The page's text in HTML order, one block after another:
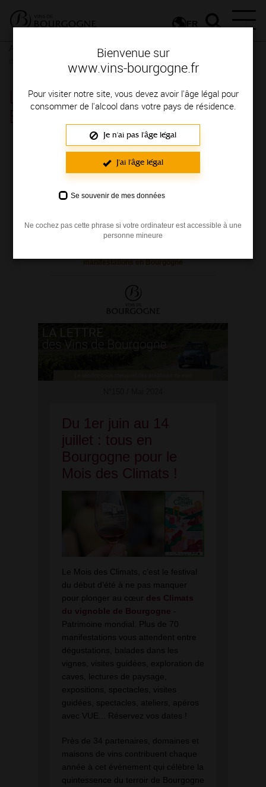
Bienvenue sur
www.vins-bourgogne.fr
Pour visiter notre site, vous devez avoir l'âge légal pour
consommer de l'alcool dans votre pays de résidence.
Je n'ai pas l'âge légal
J'ai l'âge légal
Se souvenir de mes données
Ne cochez pas cette phrase si votre ordinateur est accessible à une
personne mineure
FR
Nos actualités
Lire la Lettre des Vins de
Bourgogne
Chaque mois, nous vous proposons de
retrouver les dernières actualités de
Bourgogne, des idées de recettes, de balades,
de découverte grâce àLa lettre des vins de
manifestations en Bourgogne
Du 1er juin au 14
juillet : tous en
Bourgogne pour le
Mois des Climats !
Le Mois des Climats, c’est le festival
du début d’été à ne pas manquer
pour plonger au cœur des Climats
du vignoble de Bourgogne -
Patrimoine mondial. Plus de 70
manifestations vous attendent entre
dégustations, balades dans les
vignes, visites guidées, exploration de
caves, lectures de paysage,
expositions, spectacles, visites
guidées, spectacles, ateliers, apéros
avec VUE... Réservez vos dates !
Près de 34 partenaires, domaines et
maisons de vins contribuent chaque
année à cet évènement qui célèbre la
quintessence du terroir de Bourgogne